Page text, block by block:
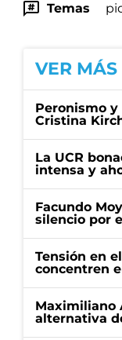
Temas
VER MÁS
Peronismo
Cristina
La UCR
intensa y
Facundo
silencio por
Tensión en
concentren
Maximiliano
alternativa